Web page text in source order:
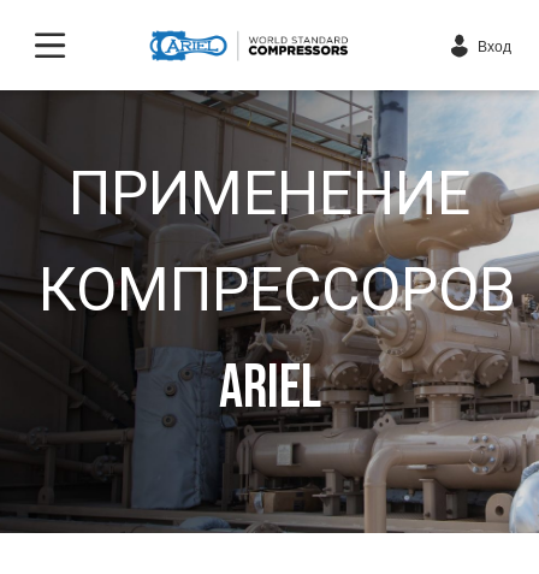
Вход
ПРИМЕНЕНИЕ
КОМПРЕССОРОВ
ARIEL